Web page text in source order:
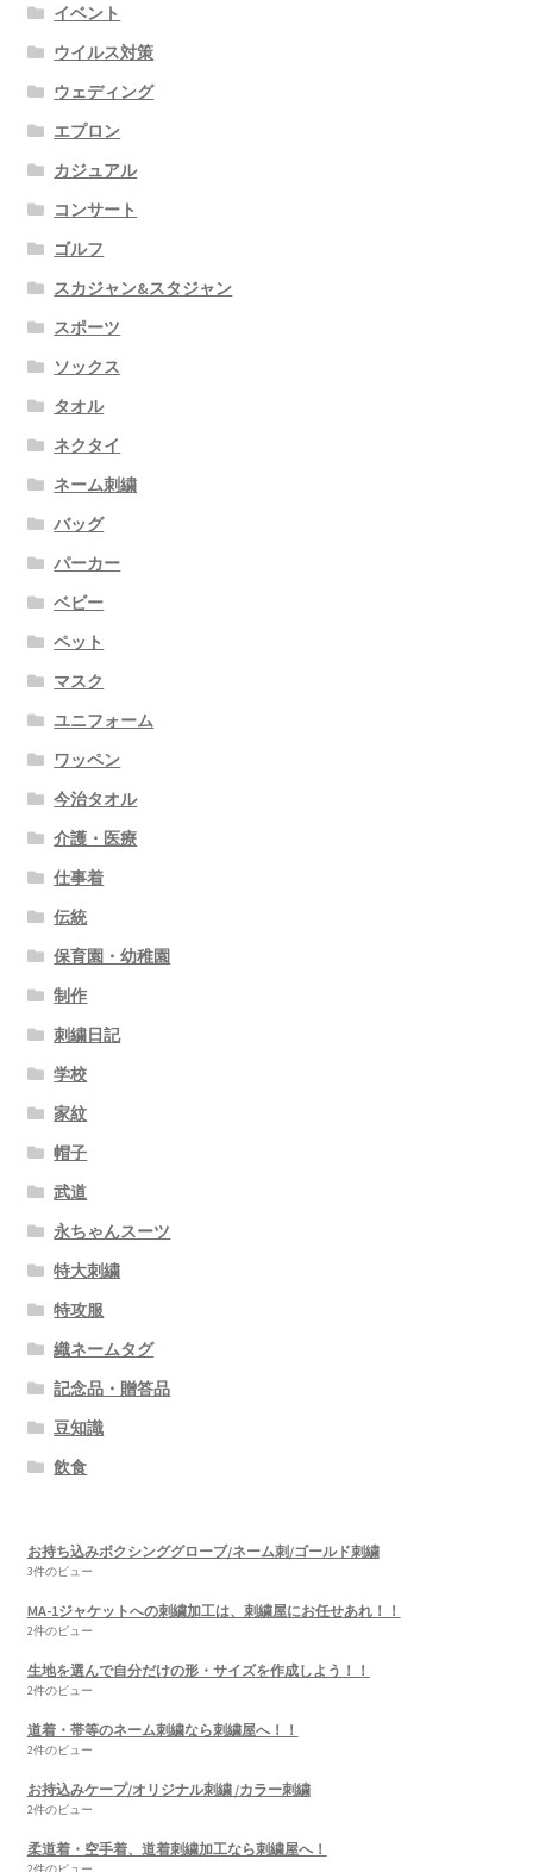
イベント
ウイルス対策
ウェディング
エプロン
カジュアル
コンサート
ゴルフ
スカジャン&スタジャン
スポーツ
ソックス
タオル
ネクタイ
ネーム刺繍
バッグ
パーカー
ベビー
ペット
マスク
ユニフォーム
ワッペン
今治タオル
介護・医療
仕事着
伝統
保育園・幼稚園
制作
刺繍日記
学校
家紋
帽子
武道
永ちゃんスーツ
特大刺繍
特攻服
織ネームタグ
記念品・贈答品
豆知識
飲食
お持ち込みボクシンググローブ/ネーム刺/ゴールド刺繍
3件のビュー
MA-1ジャケットへの刺繍加工は、刺繍屋にお任せあれ！！
2件のビュー
生地を選んで自分だけの形・サイズを作成しよう！！
2件のビュー
道着・帯等のネーム刺繍なら刺繍屋へ！！
2件のビュー
お持込みケープ/オリジナル刺繍 /カラー刺繍
2件のビュー
柔道着・空手着、道着刺繍加工なら刺繍屋へ！